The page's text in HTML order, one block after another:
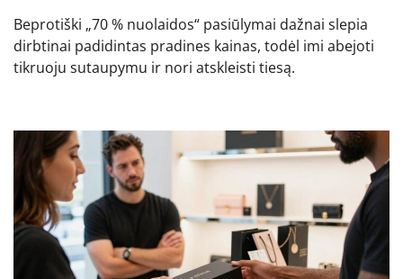
Beprotiški „70 % nuolaidos“ pasiūlymai dažnai slepia
dirbtinai padidintas pradines kainas, todėl imi abejoti
tikruoju sutaupymu ir nori atskleisti tiesą.